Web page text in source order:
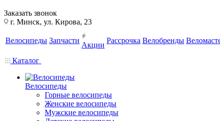
Заказать звонок
г. Минск, ул. Кирова, 23
Велосипеды Запчасти
Акции
Рассрочка Велобренды
Каталог
Велосипеды
Горные велосипеды
Женские велосипеды
Мужские велосипеды